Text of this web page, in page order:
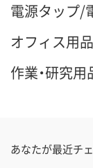
電源タップ/
オフィス用
作業・研究
あなたが最近チ